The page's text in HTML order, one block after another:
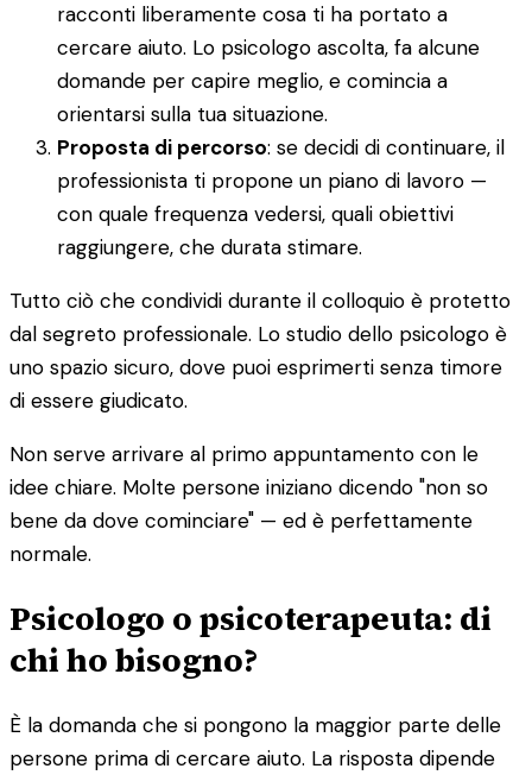
racconti liberamente cosa ti ha portato a
cercare aiuto. Lo psicologo ascolta, fa alcune
domande per capire meglio, e comincia a
orientarsi sulla tua situazione.
Proposta di percorso: se decidi di continuare, il
professionista ti propone un piano di lavoro —
con quale frequenza vedersi, quali obiettivi
raggiungere, che durata stimare.
Tutto ciò che condividi durante il colloquio è protetto
dal segreto professionale. Lo studio dello psicologo è
uno spazio sicuro, dove puoi esprimerti senza timore
di essere giudicato.
Non serve arrivare al primo appuntamento con le
idee chiare. Molte persone iniziano dicendo "non so
bene da dove cominciare" — ed è perfettamente
normale.
Psicologo o psicoterapeuta: di
chi ho bisogno?
È la domanda che si pongono la maggior parte delle
persone prima di cercare aiuto. La risposta dipende